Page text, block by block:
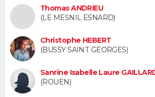
S'inscrire
Se connecter
Lycées
Collèges
Primaires
Universités
Entreprises
Service militaire
Avis de recherche
AVIS DE DÉCÈS
FORUM
Bricolage
Lifestyle
Culture
Sport
Auto
Television
Voyage
Cinema
Thomas ANDRIEU
(LE MESNIL ESNARD)
Christophe HEBERT
(BUSSY SAINT GEORGES)
Sanrine Isabelle Laure
(ROUEN)